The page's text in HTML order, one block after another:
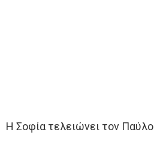
Η Σοφία τελειώνει τον Παύλο